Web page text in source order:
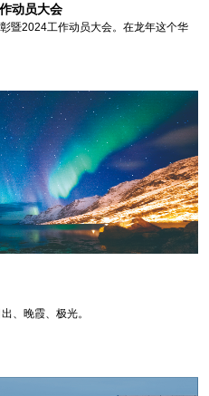
动员大会
暨2024工作动员大会。在龙年这个华
、晚霞、极光。